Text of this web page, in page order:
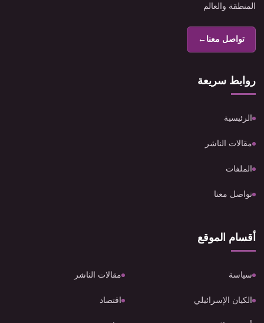
المنطقة والعالم
تواصل معنا←
روابط سريعة
الرئيسية
مقالات الناشر
الملفات
تواصل معنا
أقسام الموقع
سياسة مقالات الناشر
الكيان الإسرائيلي اقتصاد